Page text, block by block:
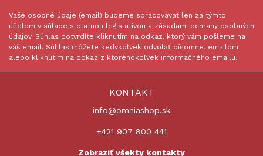
Vaše osobné údaje (email) budeme spracovávať len za týmto
účelom v súlade s platnou legislatívou a zásadami ochrany osobných
údajov. Súhlas potvrdíte kliknutím na odkaz, ktorý vám pošleme na
váš email. Súhlas môžete kedykoľvek odvolať písomne, emailom
alebo kliknutím na odkaz z ktoréhokoľvek informačného emailu.
KONTAKT
info@omniashop.sk
+421 907 800 441
Zobraziť všekty kontakty